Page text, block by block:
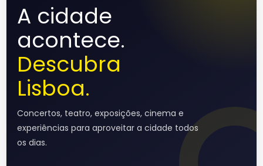
A cidade
acontece.
Descubra
Lisboa.
Concertos, teatro, exposições, cinema e
experiências para aproveitar a cidade todos
os dias.